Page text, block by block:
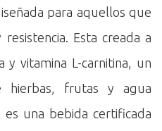
para aquellos que
Esta creada a
y vitamina L-carnitina, un
hierbas, frutas y agua
una bebida certificada